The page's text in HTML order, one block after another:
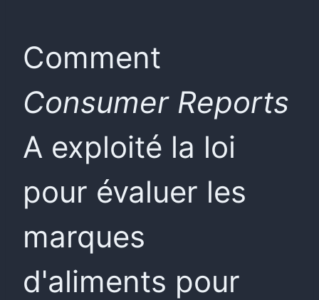
Comment
Consumer Reports
A exploité la loi
pour évaluer les
marques
d'aliments pour